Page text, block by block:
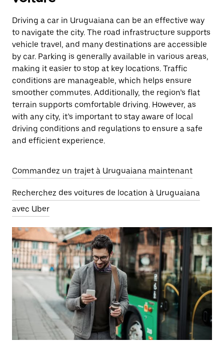
Driving a car in Uruguaiana can be an effective way
to navigate the city. The road infrastructure supports
vehicle travel, and many destinations are accessible
by car. Parking is generally available in various areas,
making it easier to stop at key locations. Traffic
conditions are manageable, which helps ensure
smoother commutes. Additionally, the region’s flat
terrain supports comfortable driving. However, as
with any city, it’s important to stay aware of local
driving conditions and regulations to ensure a safe
and efficient experience.
Commandez un trajet à Uruguaiana maintenant
Recherchez des voitures de location à Uruguaiana
avec Uber